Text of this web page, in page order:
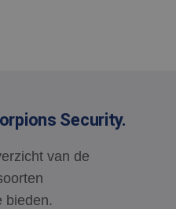
Security.
van de
bieden.